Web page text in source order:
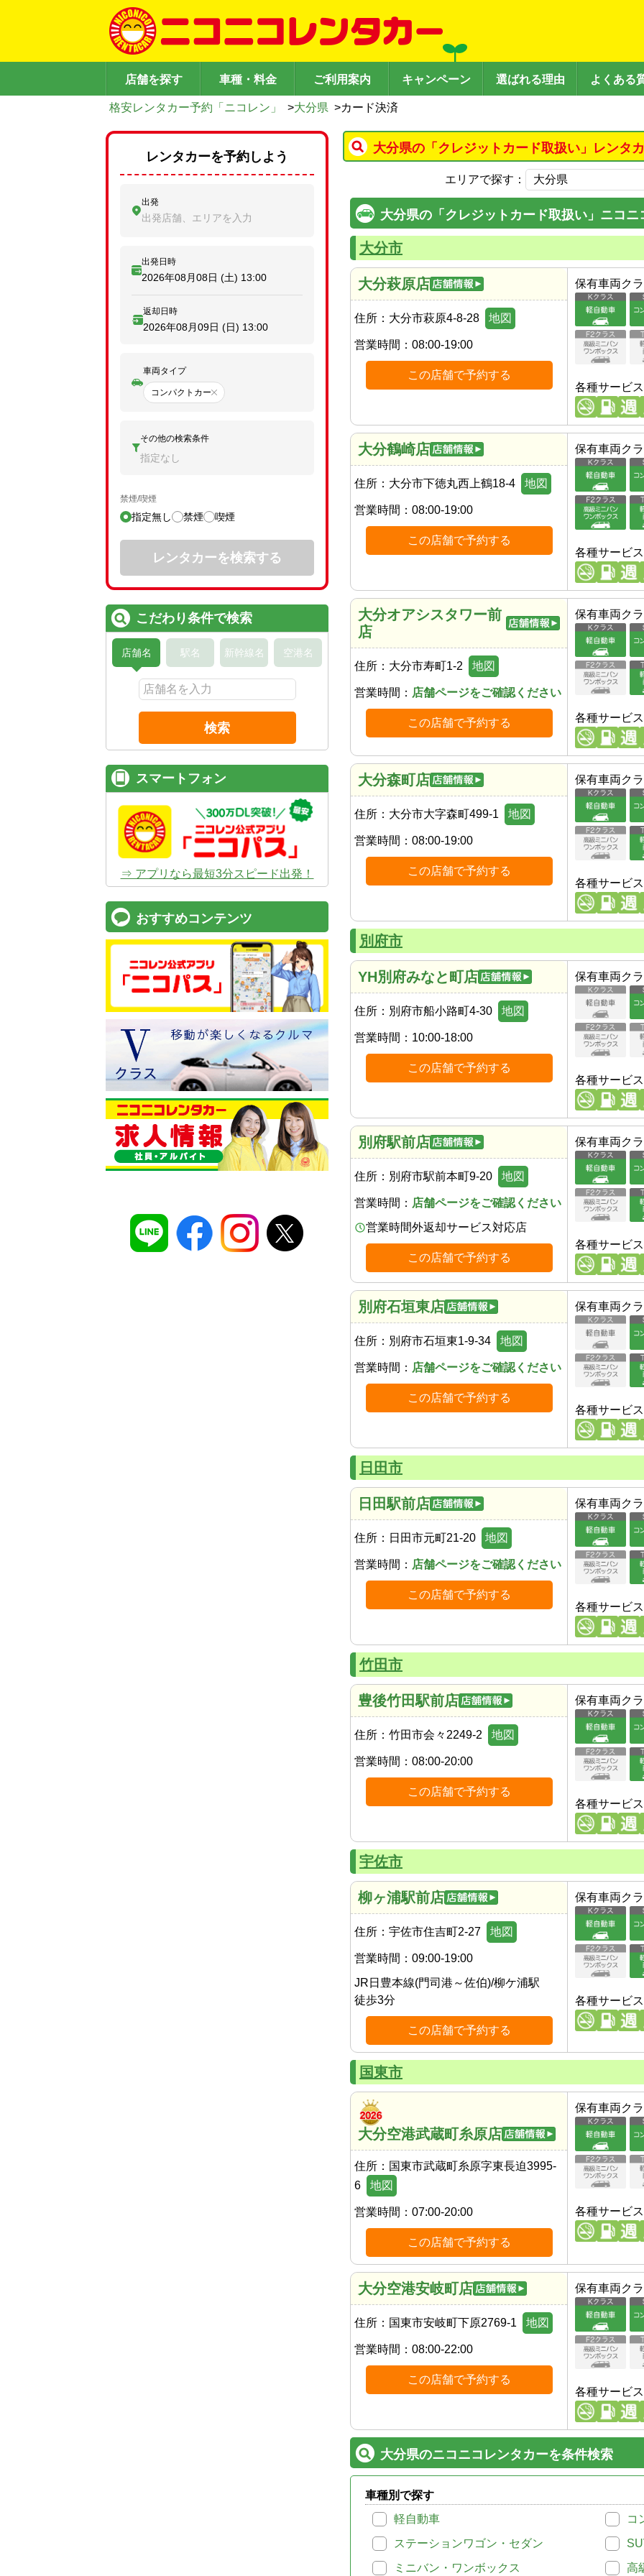
店舗を探す 車種・料金 ご利用案内 キャンペーン 選ばれる理由 よくある
格安レンタカー予約「ニコレン」 >大分県 >カード決済
大分県の「クレジットカード取扱い」レンタ
エリアで探す：
大分県の「クレジットカード取扱い」ニコ
大分市
大分萩原店
住所： 大分市萩原4-8-28 地図
営業時間： 08:00-19:00
この店舗で予約する
保有車両ク
各種サービス
大分鶴崎店
住所： 大分市下徳丸西上鶴18-4 地図
営業時間： 08:00-19:00
この店舗で予約する
保有車両ク
各種サービス
大分オアシスタワー前
店
住所： 大分市寿町1-2 地図
営業時間： 店舗ページをご確認ください
この店舗で予約する
保有車両ク
各種サービス
大分森町店
住所： 大分市大字森町499-1 地図
営業時間： 08:00-19:00
この店舗で予約する
保有車両ク
各種サービス
別府市
YH別府みなと町店
住所： 別府市船小路町4-30 地図
営業時間： 10:00-18:00
この店舗で予約する
保有車両ク
各種サービス
別府駅前店
住所： 別府市駅前本町9-20 地図
営業時間： 店舗ページをご確認ください
営業時間外返却サービス対応店
この店舗で予約する
保有車両ク
各種サービス
別府石垣東店
住所： 別府市石垣東1-9-34 地図
営業時間： 店舗ページをご確認ください
この店舗で予約する
保有車両ク
各種サービス
日田市
日田駅前店
住所： 日田市元町21-20 地図
営業時間： 店舗ページをご確認ください
この店舗で予約する
保有車両ク
各種サービス
竹田市
豊後竹田駅前店
住所： 竹田市会々2249-2 地図
営業時間： 08:00-20:00
この店舗で予約する
保有車両ク
各種サービス
宇佐市
柳ヶ浦駅前店
住所： 宇佐市住吉町2-27 地図
営業時間： 09:00-19:00
JR日豊本線(門司港～佐伯)/柳ケ浦駅
徒歩3分
この店舗で予約する
保有車両ク
各種サービス
国東市
大分空港武蔵町糸原店
住所： 国東市武蔵町糸原字東長迫3995-
6
地図
営業時間： 07:00-20:00
この店舗で予約する
保有車両ク
各種サービス
大分空港安岐町店
住所： 国東市安岐町下原2769-1 地図
営業時間： 08:00-22:00
この店舗で予約する
保有車両ク
各種サービス
大分県のニコニコレンタカーを条件検索
車種別で探す
軽自動車
コ
ステーションワゴン・セダン
ミニバン・ワンボックス
高
レンタカーを予約しよう
出発
出発店舗、エリアを入力
出発日時
2026年08月08日 (土) 13:00
返却日時
2026年08月09日 (日) 13:00
車両タイプ
コンパクトカー
その他の検索条件
指定なし
禁煙/喫煙
指定無し 禁煙 喫煙
レンタカーを検索する
こだわり条件で検索
店舗名 駅名 新幹線名 空港名
検索
スマートフォン
⇒ アプリなら最短3分スピード出発！
おすすめコンテンツ